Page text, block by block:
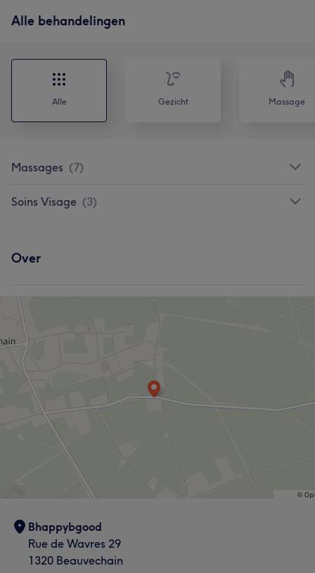
Alle behandelingen
Alle Gezicht Massage
Massages (7)
Soins Visage (3)
Over
Bhappybgood
Rue de Wavres 29
1320 Beauvechain